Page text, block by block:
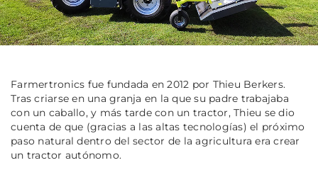
Farmertronics fue fundada en 2012 por Thieu Berkers.
Tras criarse en una granja en la que su padre trabajaba
con un caballo, y más tarde con un tractor, Thieu se dio
cuenta de que (gracias a las altas tecnologías) el próximo
paso natural dentro del sector de la agricultura era crear
un tractor autónomo.